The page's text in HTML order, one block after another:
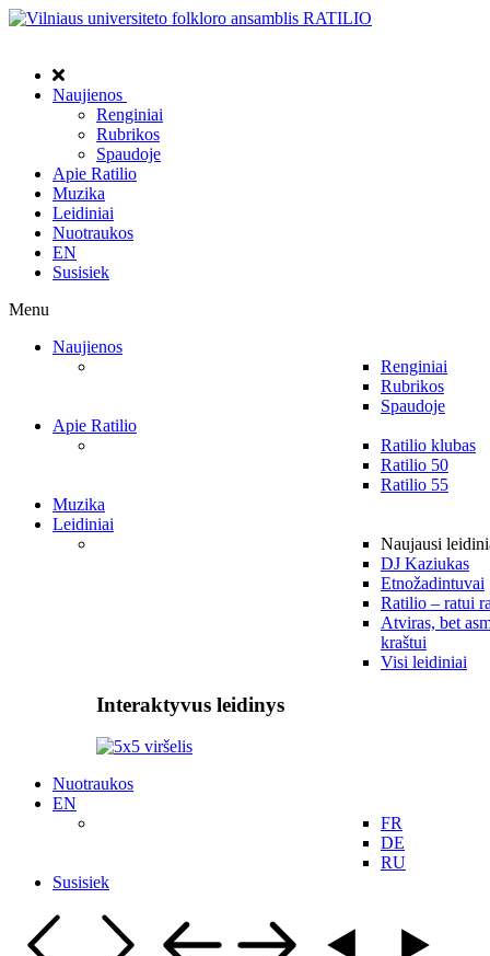
Naujienos
Renginiai
Rubrikos
Spaudoje
Apie Ratilio
Muzika
Leidiniai
Nuotraukos
EN
Susisiek
Menu
Naujienos
Renginiai
Rubrikos
Spaudoje
Apie Ratilio
Ratilio klubas
Ratilio 50
Ratilio 55
Muzika
Leidiniai
Naujausi
DJ Kaziukas
Etnožadintuvai
Ratilio – ratui
Atviras, bet
kraštui
Visi leidiniai
Interaktyvus leidinys
Nuotraukos
EN
FR
DE
RU
Susisiek